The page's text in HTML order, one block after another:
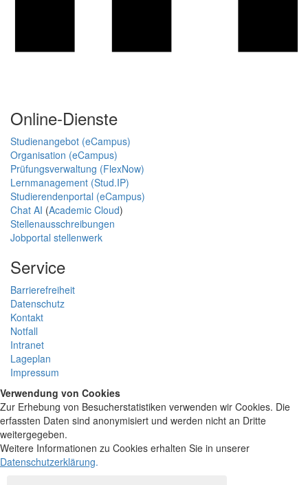
Online-Dienste
Studienangebot (eCampus)
Organisation (eCampus)
Prüfungsverwaltung (FlexNow)
Lernmanagement (Stud.IP)
Studierendenportal (eCampus)
Chat AI (Academic Cloud)
Stellenausschreibungen
Jobportal stellenwerk
Service
Barrierefreiheit
Datenschutz
Kontakt
Notfall
Intranet
Lageplan
Impressum
Verwendung von Cookies
Zur Erhebung von Besucherstatistiken verwenden wir Cookies. Die
erfassten Daten sind anonymisiert und werden nicht an Dritte
weitergegeben.
Weitere Informationen zu Cookies erhalten Sie in unserer
Datenschutzerklärung.